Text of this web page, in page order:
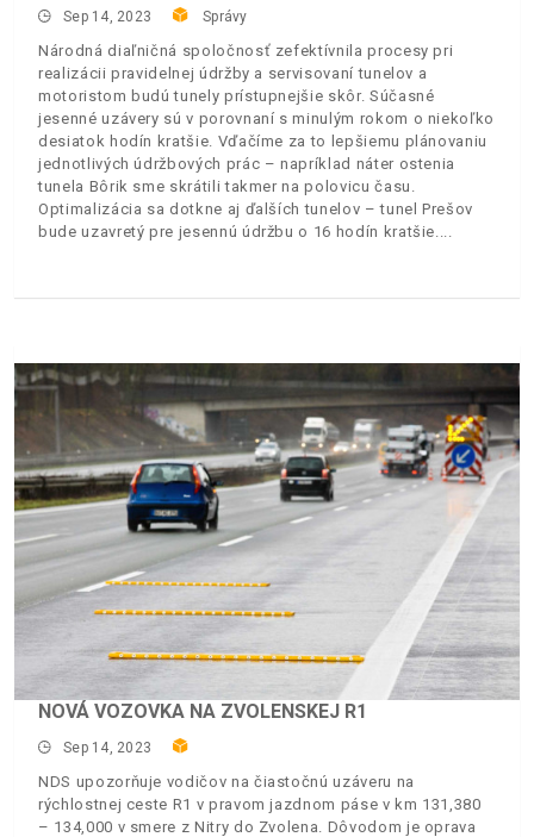
Sep 14, 2023 Správy
Národná diaľničná spoločnosť zefektívnila procesy pri
realizácii pravidelnej údržby a servisovaní tunelov a
motoristom budú tunely prístupnejšie skôr. Súčasné
jesenné uzávery sú v porovnaní s minulým rokom o niekoľko
desiatok hodín kratšie. Vďačíme za to lepšiemu plánovaniu
jednotlivých údržbových prác – napríklad náter ostenia
tunela Bôrik sme skrátili takmer na polovicu času.
Optimalizácia sa dotkne aj ďalších tunelov – tunel Prešov
bude uzavretý pre jesennú údržbu o 16 hodín kratšie.
NOVÁ VOZOVKA NA ZVOLENSKEJ R1
Sep 14, 2023
NDS upozorňuje vodičov na čiastočnú uzáveru na
rýchlostnej ceste R1 v pravom jazdnom páse v km 131,380
– 134,000 v smere z Nitry do Zvolena. Dôvodom je oprava